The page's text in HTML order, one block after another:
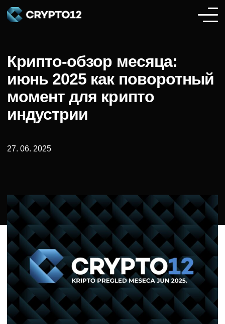
Крипто-обзор месяца:
июнь 2025 как поворотный
момент для крипто
индустрии
27. 06. 2025